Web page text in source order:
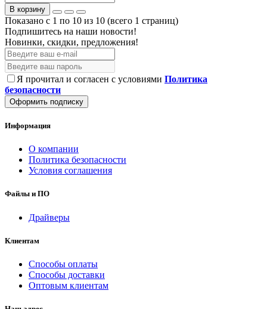
В корзину
Показано с 1 по 10 из 10 (всего 1 страниц)
Подпишитесь на наши новости!
Новинки, скидки, предложения!
Я прочитал и согласен с условиями Политика
безопасности
Оформить подписку
Информация
О компании
Политика безопасности
Условия соглашения
Файлы и ПО
Драйверы
Клиентам
Способы оплаты
Способы доставки
Оптовым клиентам